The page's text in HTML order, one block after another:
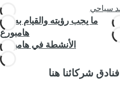
سياحي
ما يجب رؤيته والقيام به في
هامبورغ
الأنشطة في هامبورغ